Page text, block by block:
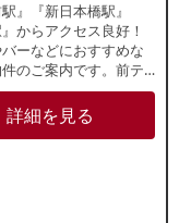
駅』『新日本橋駅』
』からアクセス良好！
ーなどにおすすめな
のご案内です。前テ
ャラリー、その前に
の営業実績がございま
一部ガラス張りのお洒
幅広い業態の方にお
ください。
詳細を見る